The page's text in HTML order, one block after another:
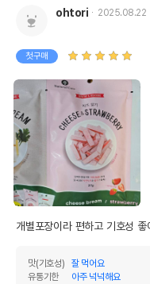
ohtori 2025.08.22
첫구매
개별포장이라 편하고 기호성 좋
맛(기호성)
잘 먹어요
유통기한
아주 넉넉해요